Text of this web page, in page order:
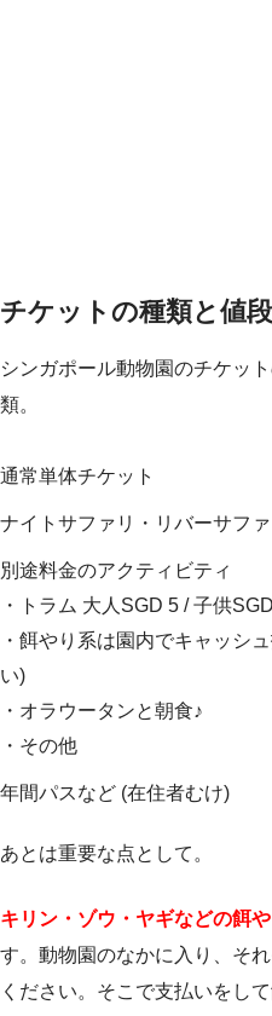
チケットの種類と値段
シンガポール動物園のチケッ
類。
通常単体チケット
ナイトサファリ・リバーサフ
別途料金のアクティビティ
・トラム 大人SGD 5 / 子供
・餌やり系は園内でキャッシ
い)
・オラウータンと朝食♪
・その他
年間パスなど (在住者むけ)
あとは重要な点として。
キリン・ゾウ・ヤギなどの餌
す。動物園のなかに入り、そ
ください。そこで支払いをし